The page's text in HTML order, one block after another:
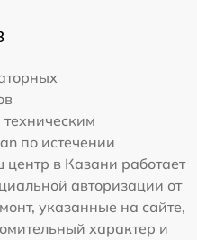
по истечении
в Казани работает
авторизации от
указанные на сайте,
характер и